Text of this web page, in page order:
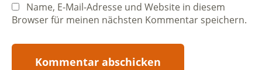
Name, E-Mail-Adresse und Website in diesem
Browser für meinen nächsten Kommentar speichern.